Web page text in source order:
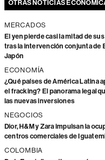
OTRAS NOTICIAS
MERCADOS
El yen pierde casi la mitad de
tras la intervención conjunta de
Japón
ECONOMÍA
¿Qué países de América Latina
el fracking? El panorama legal
las nuevas inversiones
NEGOCIOS
Dior, H&M y Zara impulsan la
centros comerciales de
COLOMBIA